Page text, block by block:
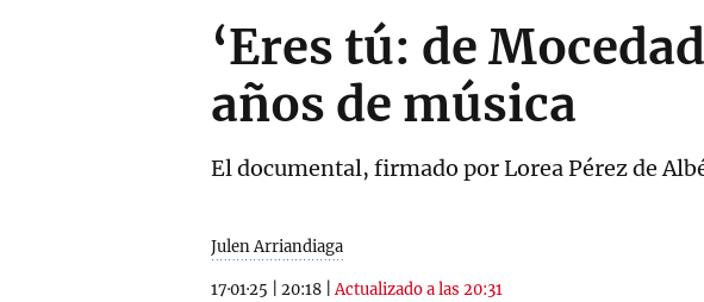
‘Eres tú: de
años de música
El documental, firmado por Lorea Pérez de
Julen Arriandiaga
17·01·25 20:18 |Actualizado a las 20:31